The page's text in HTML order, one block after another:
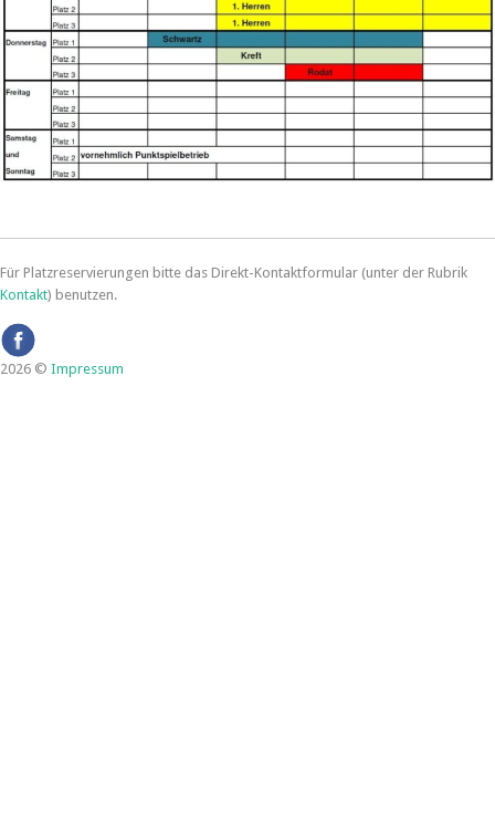
Für Platzreservierungen bitte das Direkt-Kontaktformular (unter der Rubrik
Kontakt) benutzen.
2026 © Impressum